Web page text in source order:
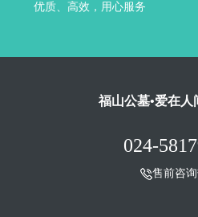
优质、高效，用心服务
福山公墓•爱在人
024-
售前咨